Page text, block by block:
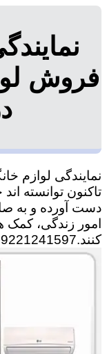
فروش
نمایندگی لوازم
تاکنون توانسته
دست آورده و به
امور زندگی، کمک
کنند.09221241597 آقای سعیدی